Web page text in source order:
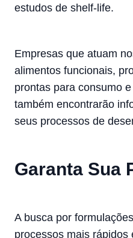
estudos de shelf-life.
Empresas que atuam
alimentos funcionais,
prontas para consumo
também encontrarão
seus processos de
Garanta Sua
A busca por
processos mais rápidos